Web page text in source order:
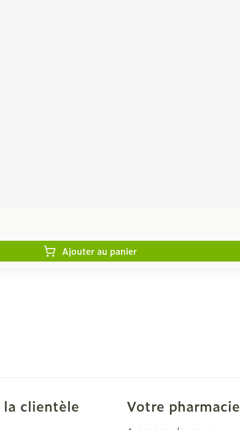
Ajouter au panier
la clientèle Votre pharmacie